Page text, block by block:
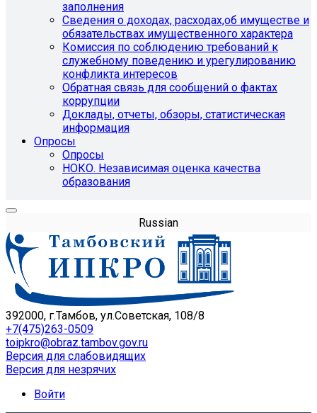
заполнения
Сведения о доходах, расходах,об имуществе и
обязательствах имущественного характера
Комиссия по соблюдению требований к
служебному поведению и урегулированию
конфликта интересов
Обратная связь для сообщений о фактах
коррупции
Доклады, отчеты, обзоры, статистическая
информация
Опросы
Опросы
НОКО. Независимая оценка качества
образования
Russian
392000, г.Тамбов, ул.Советская, 108/8
+7(475)263-0509
toipkro@obraz.tambov.gov.ru
Версия для слабовидящих
Версия для незрячих
Войти